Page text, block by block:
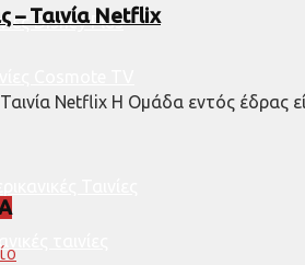
Disney Plus
Cosmote TV
ταινίες
– Ταινία Netflix
Netflix Η Ομάδα εντός έδρας